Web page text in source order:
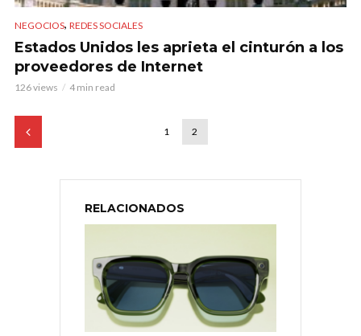
NEGOCIOS, REDES SOCIALES
Estados Unidos les aprieta el cinturón a los
proveedores de Internet
126 views 4 min read
1 2
RELACIONADOS